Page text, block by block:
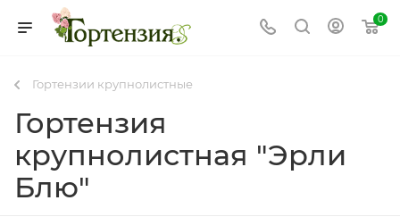
0
Гортензии крупнолистные
Гортензия
крупнолистная "Эрли
Блю"